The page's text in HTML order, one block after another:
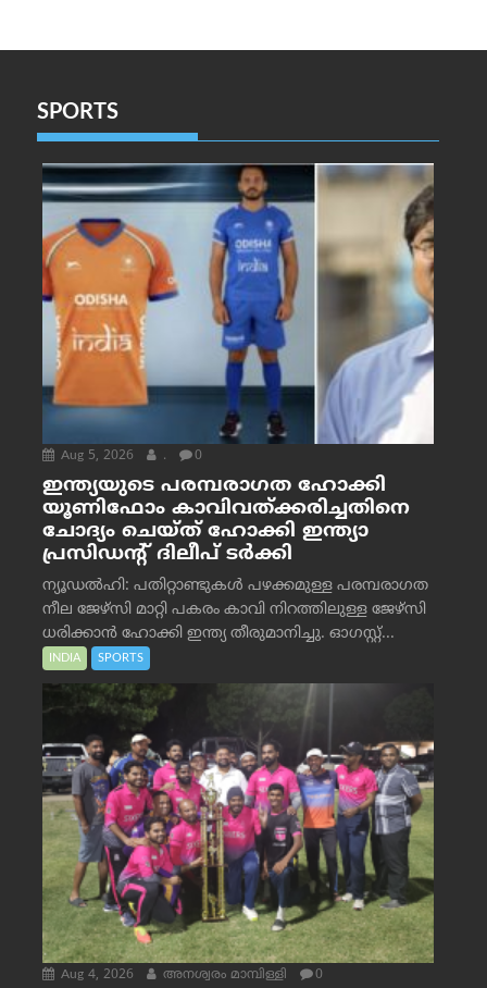
SPORTS
Aug 5, 2026 . 0
ഇന്ത്യയുടെ പരമ്പരാഗത ഹോക്കി
യൂണിഫോം കാവിവത്ക്കരിച്ചതിനെ
ചോദ്യം ചെയ്ത് ഹോക്കി ഇന്ത്യാ
പ്രസിഡന്റ് ദിലീപ് ടര്‍ക്കി
ന്യൂഡൽഹി: പതിറ്റാണ്ടുകൾ പഴക്കമുള്ള പരമ്പരാഗത
നീല ജേഴ്‌സി മാറ്റി പകരം കാവി നിറത്തിലുള്ള ജേഴ്‌സി
ധരിക്കാൻ ഹോക്കി ഇന്ത്യ തീരുമാനിച്ചു. ഓഗസ്റ്റ്...
INDIA SPORTS
Aug 4, 2026 അനശ്വരം മാമ്പിള്ളി 0